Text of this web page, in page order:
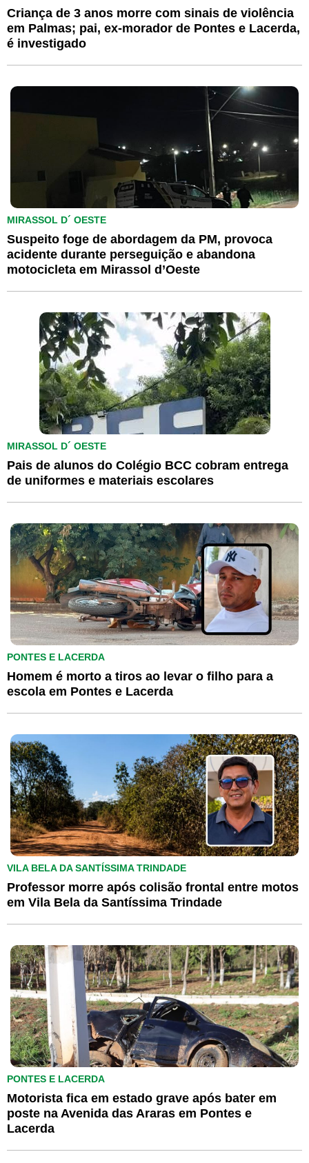
Criança de 3 anos morre com sinais de violência
em Palmas; pai, ex-morador de Pontes e Lacerda,
é investigado
MIRASSOL D´ OESTE
Suspeito foge de abordagem da PM, provoca
acidente durante perseguição e abandona
motocicleta em Mirassol d’Oeste
MIRASSOL D´ OESTE
Pais de alunos do Colégio BCC cobram entrega
de uniformes e materiais escolares
PONTES E LACERDA
Homem é morto a tiros ao levar o filho para a
escola em Pontes e Lacerda
VILA BELA DA SANTÍSSIMA TRINDADE
Professor morre após colisão frontal entre motos
em Vila Bela da Santíssima Trindade
PONTES E LACERDA
Motorista fica em estado grave após bater em
poste na Avenida das Araras em Pontes e
Lacerda